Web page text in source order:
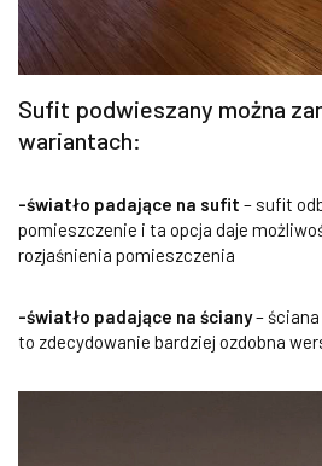
Sufit podwieszany można
wariantach:
-światło padające na sufit – sufit
pomieszczenie i ta opcja daje
rozjaśnienia pomieszczenia
-światło padające na ściany– ściana
to zdecydowanie bardziej ozdobna